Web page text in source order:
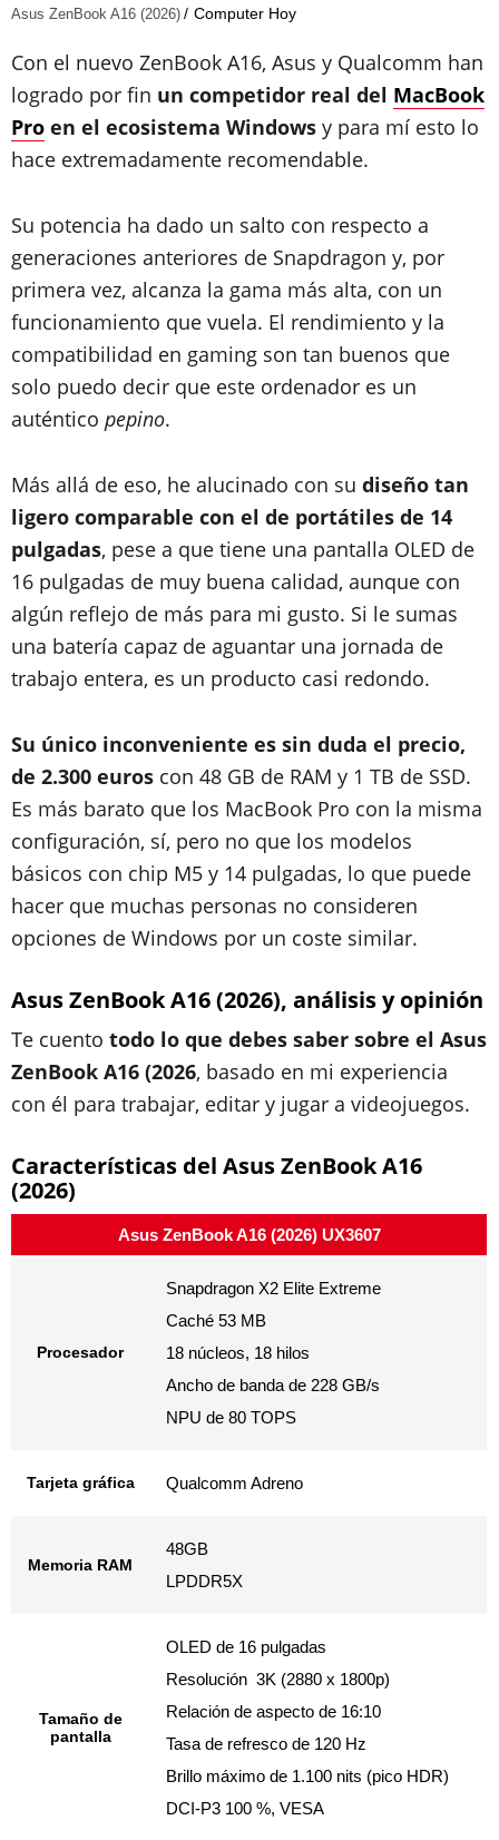
Asus ZenBook A16 (2026) Computer Hoy
Con el nuevo ZenBook A16, Asus y Qualcomm han
logrado por fin un competidor real del MacBook
Pro en el ecosistema Windows y para mí esto lo
hace extremadamente recomendable.
Su potencia ha dado un salto con respecto a
generaciones anteriores de Snapdragon y, por
primera vez, alcanza la gama más alta, con un
funcionamiento que vuela. El rendimiento y la
compatibilidad en gaming son tan buenos que
solo puedo decir que este ordenador es un
auténtico pepino.
Más allá de eso, he alucinado con su diseño tan
ligero comparable con el de portátiles de 14
pulgadas, pese a que tiene una pantalla OLED de
16 pulgadas de muy buena calidad, aunque con
algún reflejo de más para mi gusto. Si le sumas
una batería capaz de aguantar una jornada de
trabajo entera, es un producto casi redondo.
Su único inconveniente es sin duda el precio,
de 2.300 euros con 48 GB de RAM y 1 TB de SSD.
Es más barato que los MacBook Pro con la misma
configuración, sí, pero no que los modelos
básicos con chip M5 y 14 pulgadas, lo que puede
hacer que muchas personas no consideren
opciones de Windows por un coste similar.
Asus ZenBook A16 (2026), análisis y opinión
Te cuento todo lo que debes saber sobre el Asus
ZenBook A16 (2026, basado en mi experiencia
con él para trabajar, editar y jugar a videojuegos.
Características del Asus ZenBook A16
(2026)
Asus ZenBook A16 (2026) UX3607
Procesador
Snapdragon X2 Elite Extreme
Caché 53 MB
18 núcleos, 18 hilos
Ancho de banda de 228 GB/s
NPU de 80 TOPS
Tarjeta gráfica Qualcomm Adreno
Memoria RAM
48GB
LPDDR5X
Tamaño de
pantalla
OLED de 16 pulgadas
Resolución 3K (2880 x 1800p)
Relación de aspecto de 16:10
Tasa de refresco de 120 Hz
Brillo máximo de 1.100 nits (pico HDR)
DCI-P3 100 %, VESA